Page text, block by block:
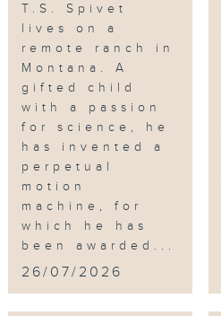
T.S. Spivet
lives on a
remote ranch in
Montana. A
gifted child
with a passion
for science, he
has invented a
perpetual
motion
machine, for
which he has
been awarded...
26/07/2026